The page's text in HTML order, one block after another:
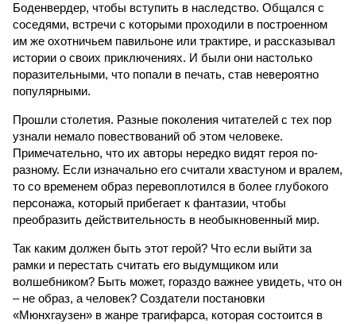
Боденвердер, чтобы вступить в наследство. Общался с
соседями, встречи с которыми проходили в построенном
им же охотничьем павильоне или трактире, и рассказывал
истории о своих приключениях. И были они настолько
поразительными, что попали в печать, став невероятно
популярными.
Прошли столетия. Разные поколения читателей с тех пор
узнали немало повествований об этом человеке.
Примечательно, что их авторы нередко видят героя по-
разному. Если изначально его считали хвастуном и вралем,
то со временем образ перевоплотился в более глубокого
персонажа, который прибегает к фантазии, чтобы
преобразить действительность в необыкновенный мир.
Так каким должен быть этот герой? Что если выйти за
рамки и перестать считать его выдумщиком или
волшебником? Быть может, гораздо важнее увидеть, что он
– не образ, а человек? Создатели постановки
«Мюнхгаузен» в жанре трагифарса, которая состоится в